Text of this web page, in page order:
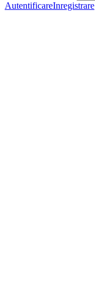
AutentificareInregistrare